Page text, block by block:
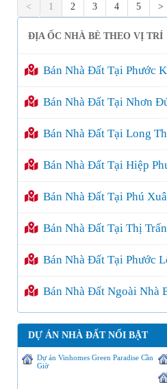
< 1 2 3 4 5 >
ĐỊA ỐC NHÀ BÈ THEO VỊ TRÍ
Bán Nhà Đất Tại Phước
Bán Nhà Đất Tại Nhơn
Bán Nhà Đất Tại Long
Bán Nhà Đất Tại Hiệp
Bán Nhà Đất Tại Phú
Bán Nhà Đất Tại Thị Trấn
Bán Nhà Đất Tại Phước
Bán Nhà Đất Ngoài Nhà
DỰ ÁN NHÀ ĐẤT NỔI BẬT
Dự án Vinhomes Green Paradise Cần
Giờ